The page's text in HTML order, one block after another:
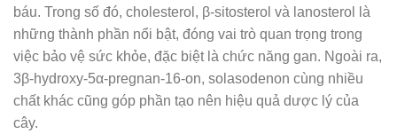
báu. Trong số đó, cholesterol, β-sitosterol và lanosterol là
những thành phần nổi bật, đóng vai trò quan trọng trong
việc bảo vệ sức khỏe, đặc biệt là chức năng gan. Ngoài ra,
3β-hydroxy-5α-pregnan-16-on, solasodenon cùng nhiều
chất khác cũng góp phần tạo nên hiệu quả dược lý của
cây.